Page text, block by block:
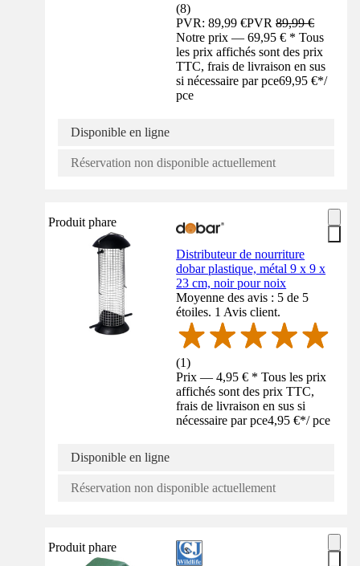
(8)
PVR: 89,99 €PVR89,99 €
Notre prix — 69,95 € * Tous
les prix affichés sont des prix
TTC, frais de livraison en sus
si nécessaire par pce69,95 €*/
pce
Disponible en ligne
Réservation non disponible actuellement
Produit phare
Distributeur de nourriture
dobar plastique, métal 9 x 9 x
23 cm, noir pour noix
Moyenne des avis : 5 de 5
étoiles. 1 Avis client.
(1)
Prix — 4,95 € * Tous les prix
affichés sont des prix TTC,
frais de livraison en sus si
nécessaire par pce4,95 €*/ pce
Disponible en ligne
Réservation non disponible actuellement
Produit phare